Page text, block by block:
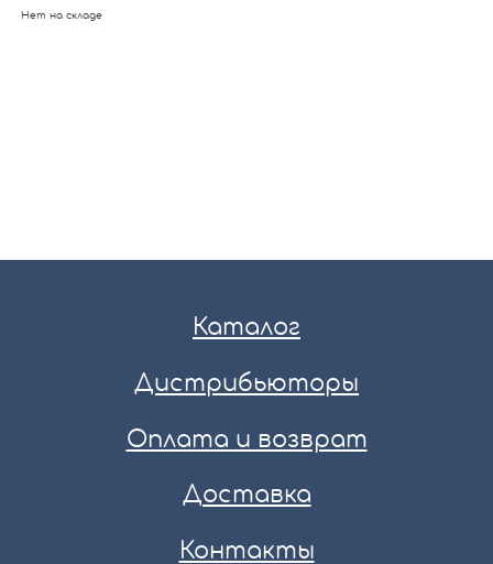
Нет на складе
Каталог
Дистрибьюторы
Оплата и возврат
Доставка
Контакты